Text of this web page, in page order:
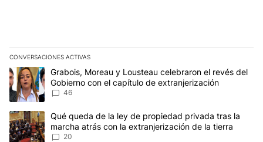
CONVERSACIONES ACTIVAS
Este listado muestra los artículos con más comentarios en los
Un artículo de tendencia con el título "Grabois, Moreau y
Grabois, Moreau y Lousteau celebraron el revés del
Gobierno con el capítulo de extranjerización
46
Un artículo de tendencia con el título "Qué queda de la ley de
Qué queda de la ley de propiedad privada tras la
marcha atrás con la extranjerización de la tierra
20